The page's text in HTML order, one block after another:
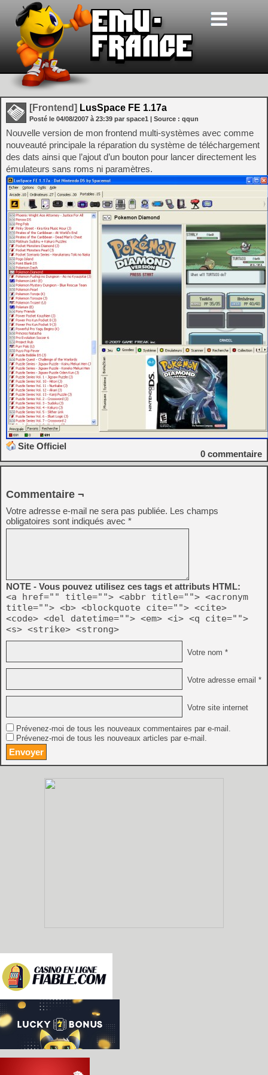
[Frontend] LusSpace FE 1.17a
Posté le 04/08/2007 à 23:39 par space1 | Source : qqun
Nouvelle version de mon frontend multi-systèmes avec comme
nouveauté principale la réparation du système de téléchargement
des dats ainsi que l’ajout d’un bouton pour lancer directement les
émulateurs sans roms ni paramètres.
Site Officiel
0 commentaire
Commentaire ¬
Votre adresse e-mail ne sera pas publiée. Les champs
obligatoires sont indiqués avec *
NOTE - Vous pouvez utilisez ces tags et attributs HTML:
<a href="" title=""> <abbr title=""> <acronym
title=""> <b> <blockquote cite=""> <cite>
<code> <del datetime=""> <em> <i> <q cite="">
<s> <strike> <strong>
Votre nom *
Votre adresse email *
Votre site internet
Prévenez-moi de tous les nouveaux commentaires par e-mail.
Prévenez-moi de tous les nouveaux articles par e-mail.